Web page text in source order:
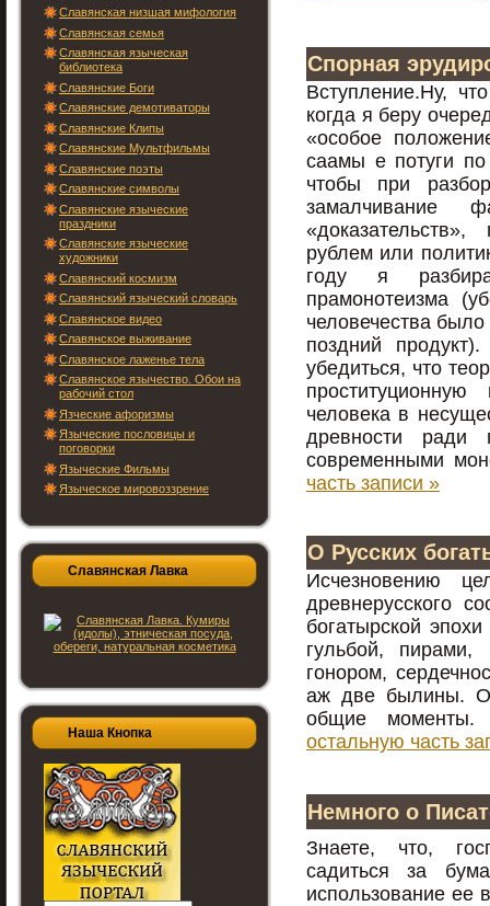
Славянская низшая мифология
Славянская семья
Славянская языческая
библиотека
Славянские Боги
Славянские демотиваторы
Славянские Клипы
Славянские Мультфильмы
Славянские поэты
Славянские символы
Славянские языческие
праздники
Славянские языческие
художники
Славянский космизм
Славянский языческий словарь
Славянское видео
Славянское выживание
Славянское лаженье тела
Славянское язычество. Обои на
рабочий стол
Язческие афоризмы
Языческие пословицы и
поговорки
Языческие Фильмы
Языческое мировоззрение
Славянская Лавка
Наша Кнопка
Спорная
Вступление.Ну,
когда я беру
«особое
саамы е потуги
чтобы при
замалчивание
рублем или
году я
прамонотеизма
человечества
поздний
убедиться, что
человека в
древности ради
современными
часть записи »
О Русских
Исчезновению
древнерусского
богатырской
гульбой, пирами,
гонором,
аж две былины.
общие
остальную часть
Немного о
Знаете, что,
садиться за
использование ее